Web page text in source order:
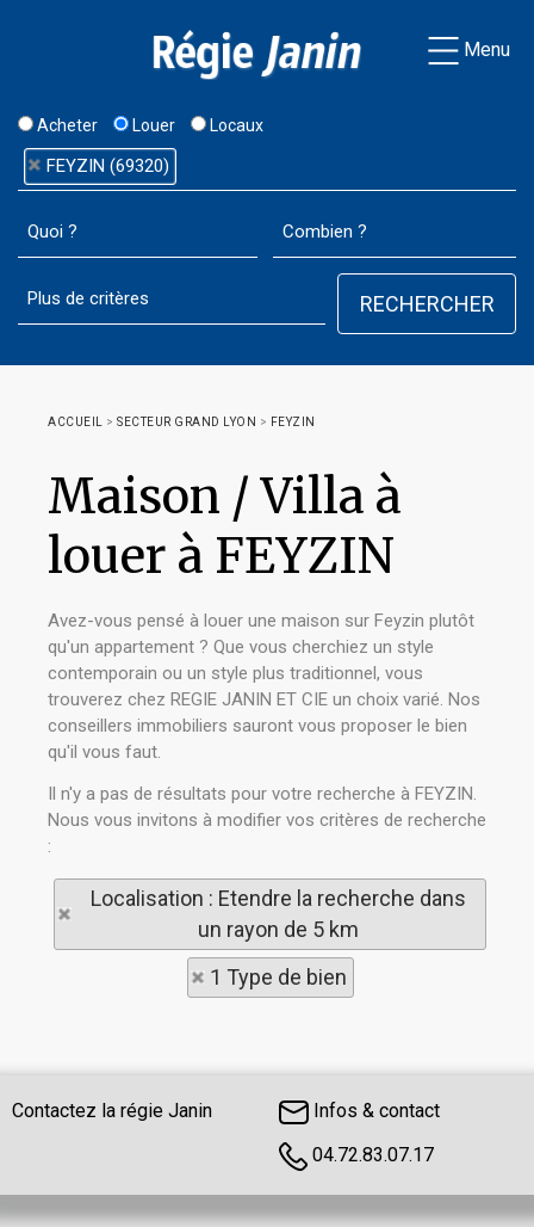
Menu
Acheter Louer Locaux
FEYZIN (69320)
ACCUEIL > SECTEUR GRAND LYON > FEYZIN
Maison / Villa à
louer à FEYZIN
Avez-vous pensé à louer une maison sur Feyzin plutôt
qu'un appartement ? Que vous cherchiez un style
contemporain ou un style plus traditionnel, vous
trouverez chez REGIE JANIN ET CIE un choix varié. Nos
conseillers immobiliers sauront vous proposer le bien
qu'il vous faut.
Il n'y a pas de résultats pour votre recherche à FEYZIN.
Nous vous invitons à modifier vos critères de recherche
:
Localisation : Etendre la recherche dans
un rayon de 5 km
1 Type de bien
Contactez la régie Janin
Infos & contact
04.72.83.07.17